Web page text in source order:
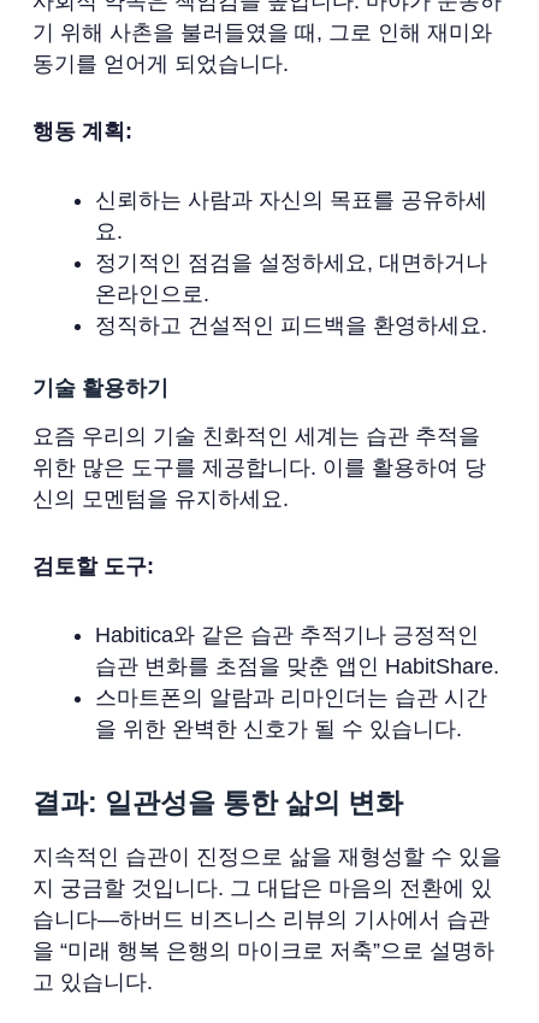
기 위해 사촌을 불러들였을 때, 그로 인해 재미와
동기를 얻어게 되었습니다.
행동 계획:
신뢰하는 사람과 자신의 목표를 공유하세
요.
정기적인 점검을 설정하세요, 대면하거나
온라인으로.
정직하고 건설적인 피드백을 환영하세요.
기술 활용하기
요즘 우리의 기술 친화적인 세계는 습관 추적을
위한 많은 도구를 제공합니다. 이를 활용하여 당
신의 모멘텀을 유지하세요.
검토할 도구:
Habitica와 같은 습관 추적기나 긍정적인
습관 변화를 초점을 맞춘 앱인 HabitShare.
스마트폰의 알람과 리마인더는 습관 시간
을 위한 완벽한 신호가 될 수 있습니다.
결과: 일관성을 통한 삶의 변화
지속적인 습관이 진정으로 삶을 재형성할 수 있을
지 궁금할 것입니다. 그 대답은 마음의 전환에 있
습니다—하버드 비즈니스 리뷰의 기사에서 습관
을 “미래 행복 은행의 마이크로 저축”으로 설명하
고 있습니다.